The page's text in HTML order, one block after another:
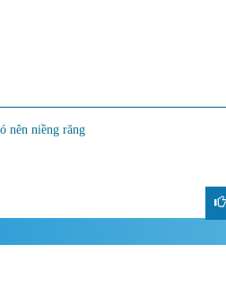
nên niềng răng